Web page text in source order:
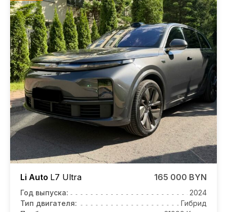
Li Auto L7 Ultra 165 000 BYN
Год выпуска:
2024
Тип двигателя:
Гибрид